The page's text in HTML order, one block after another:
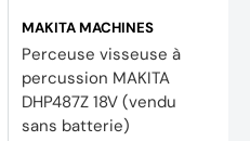
MAKITA MACHINES
Perceuse visseuse à
percussion MAKITA
DHP487Z 18V (vendu
sans batterie)